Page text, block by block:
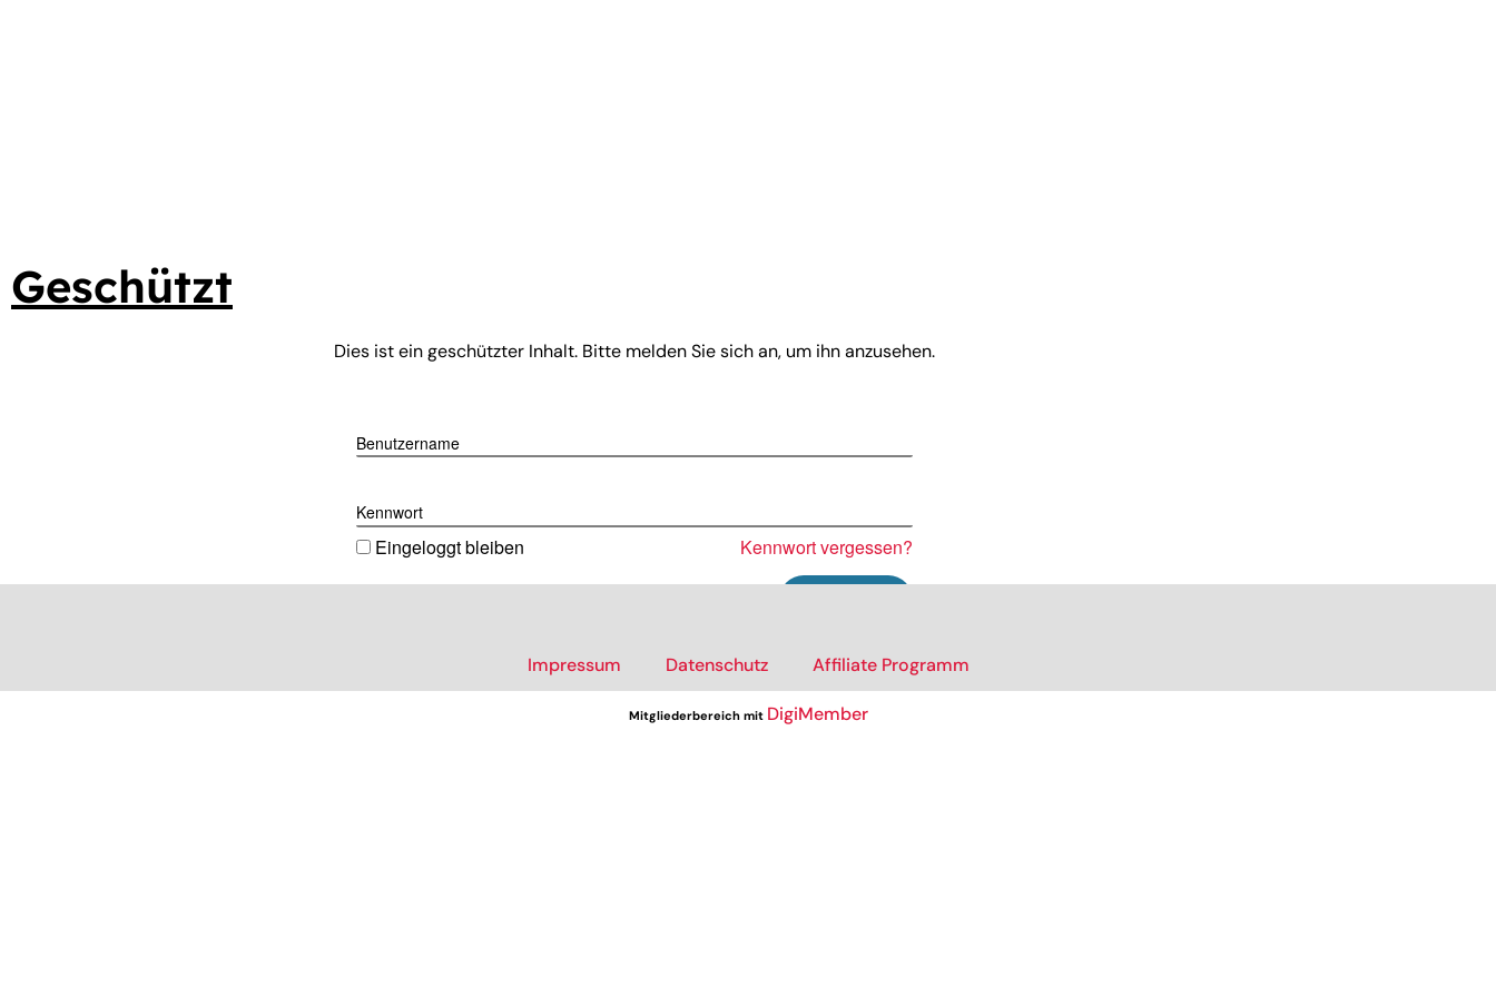
Geschützt
Dies ist ein geschützter Inhalt. Bitte melden Sie sich an, um ihn anzusehen.
Benutzername
Kennwort
Eingeloggt bleiben Kennwort vergessen?
Impressum Datenschutz Affiliate Programm
Mitgliederbereich mit DigiMember